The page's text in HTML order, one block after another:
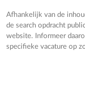
Afhankelijk van de
de search opdracht
website. Informeer
specifieke vacature op